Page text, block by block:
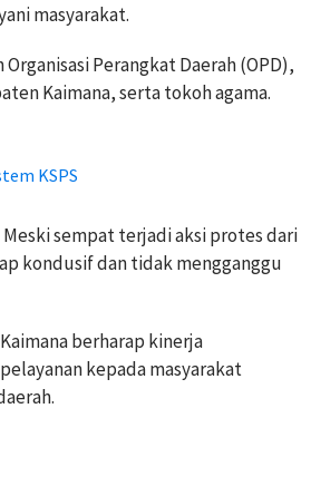
masyarakat.
Perangkat Daerah (OPD),
Kaimana, serta tokoh agama.
KSPS
sempat terjadi aksi protes dari
kondusif dan tidak mengganggu
berharap kinerja
kepada masyarakat